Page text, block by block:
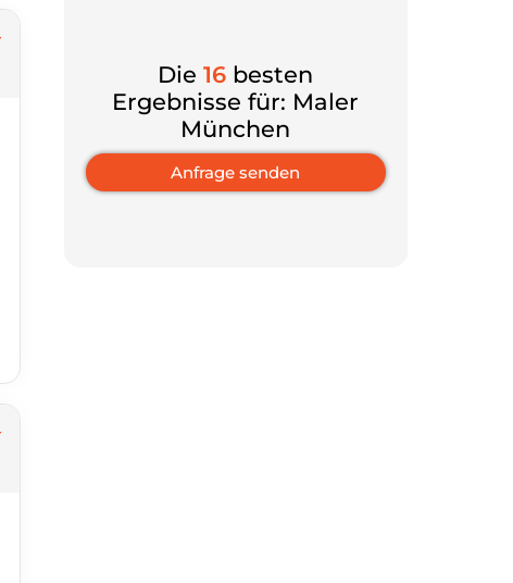
Die16 besten
Ergebnisse für: Maler
München